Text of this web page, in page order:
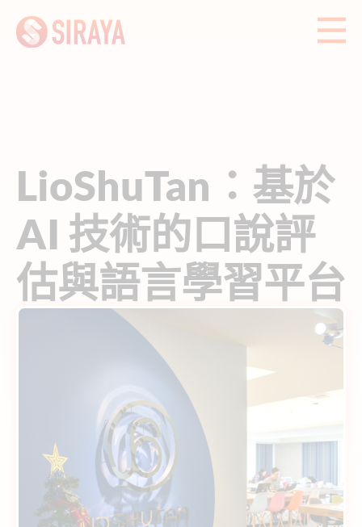
LioShuTan：基於
AI 技術的口說評
估與語言學習平台